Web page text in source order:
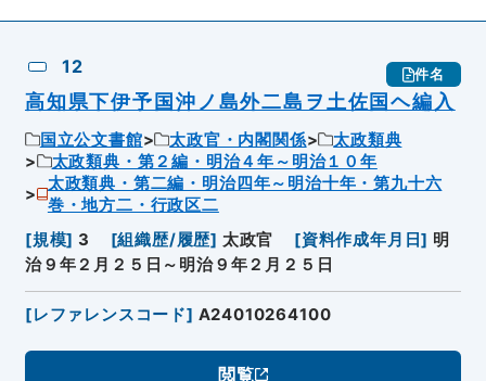
12 件名
高知県下伊予国沖ノ島外二島ヲ土佐国ヘ編入
国立公文書館 太政官・内閣関係
太政類典
太政類典・第２編・明治４年～明治１０年
太政類典・第二編・明治四年～明治十年・第九十六
巻・地方二・行政区二
[規模] 3 [組織歴/履歴] 太政官 [資料作成年月日] 明
治９年２月２５日～明治９年２月２５日
[レファレンスコード] A24010264100
閲覧